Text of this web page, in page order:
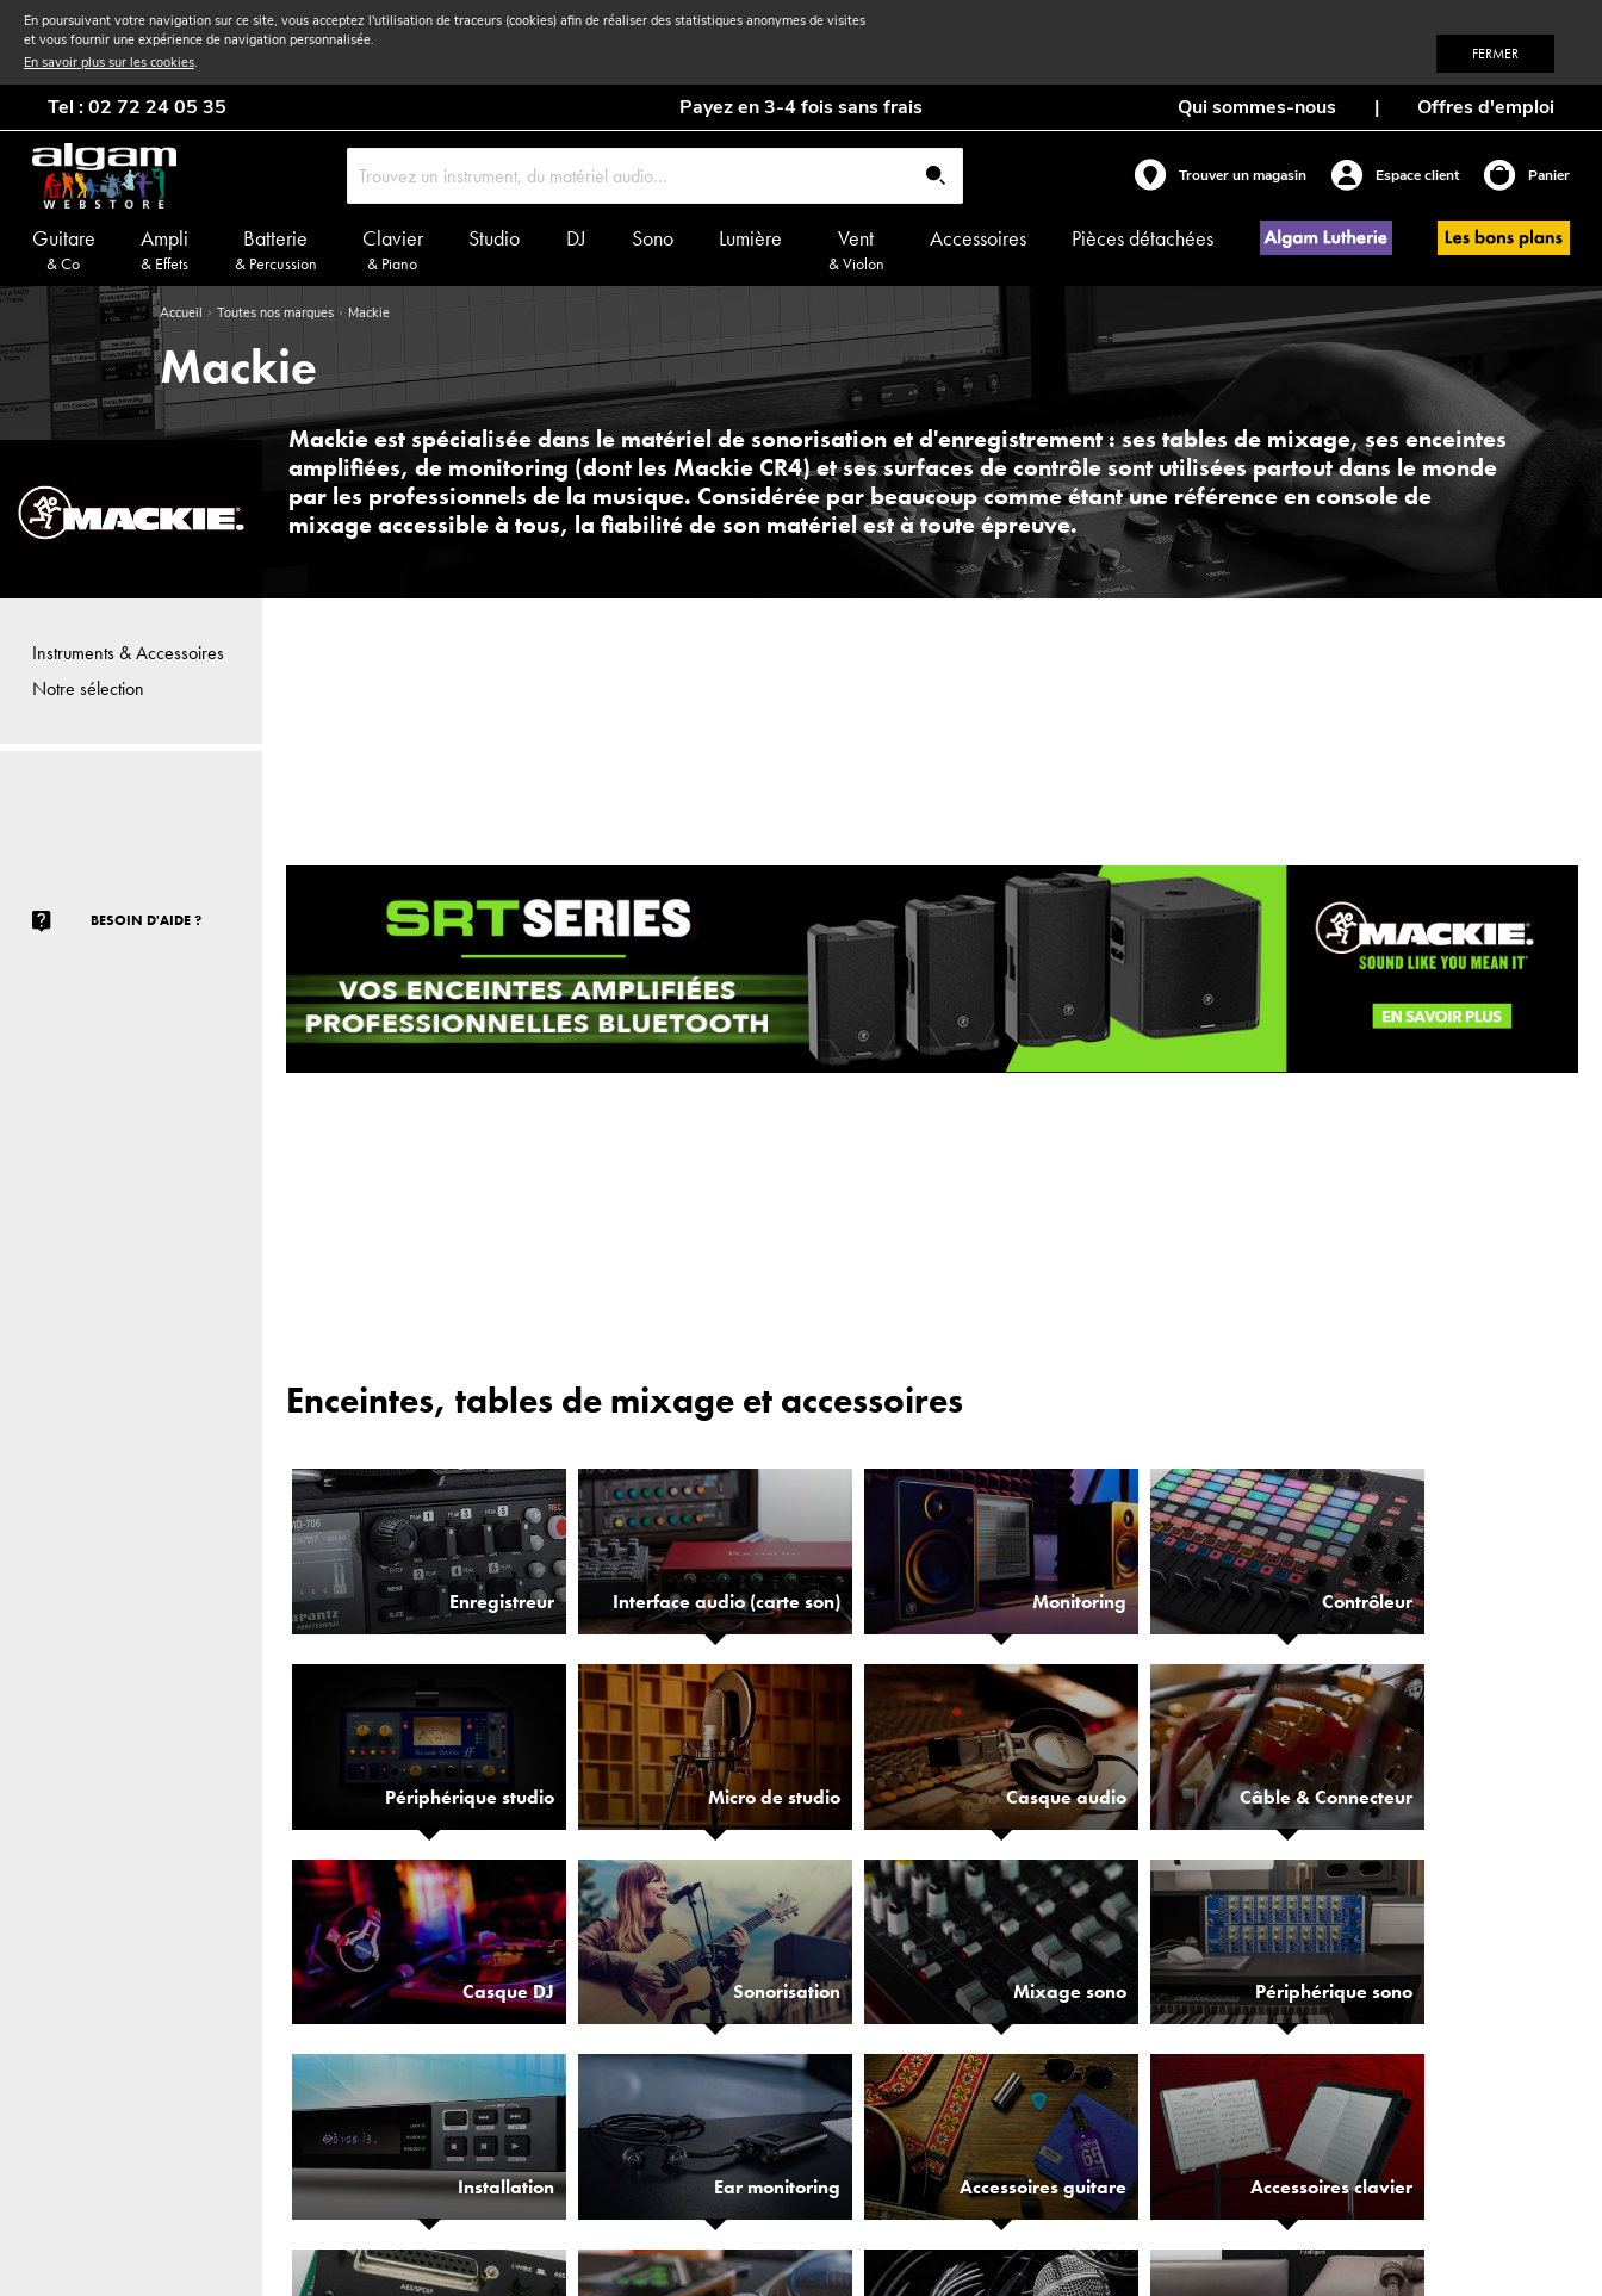
En poursuivant votre navigation sur ce site, vous acceptez l'utilisation de traceurs (cookies) afin de réaliser des statistiques anonymes de visites
et vous fournir une expérience de navigation personnalisée.
En savoir plus sur les cookies. FERMER
Tel : 02 72 24 05 35 Payez en 3-4 fois sans frais Qui sommes-nous | Offres d'emploi
Trouver un magasin Espace client Panier
Guitare
& Co
Ampli
& Effets
Batterie
& Percussion
Clavier
& Piano
Studio DJ Sono Lumière Vent
& Violon
Accessoires Pièces détachées
Accueil Toutes nos marques Mackie
Mackie
Mackie est spécialisée dans le matériel de sonorisation et d'enregistrement : ses tables de mixage, ses enceintes
amplifiées, de monitoring (dont les Mackie CR4) et ses surfaces de contrôle sont utilisées partout dans le monde
par les professionnels de la musique. Considérée par beaucoup comme étant une référence en console de
mixage accessible à tous, la fiabilité de son matériel est à toute épreuve.
Enceintes, tables de mixage et accessoires
Enregistreur Interface audio (carte son) Monitoring Contrôleur
Périphérique studio Micro de studio Casque audio Câble & Connecteur
Casque DJ Sonorisation Mixage sono Périphérique sono
Installation Ear monitoring Accessoires guitare Accessoires clavier
Instruments & Accessoires
Notre sélection
BESOIN D'AIDE ?